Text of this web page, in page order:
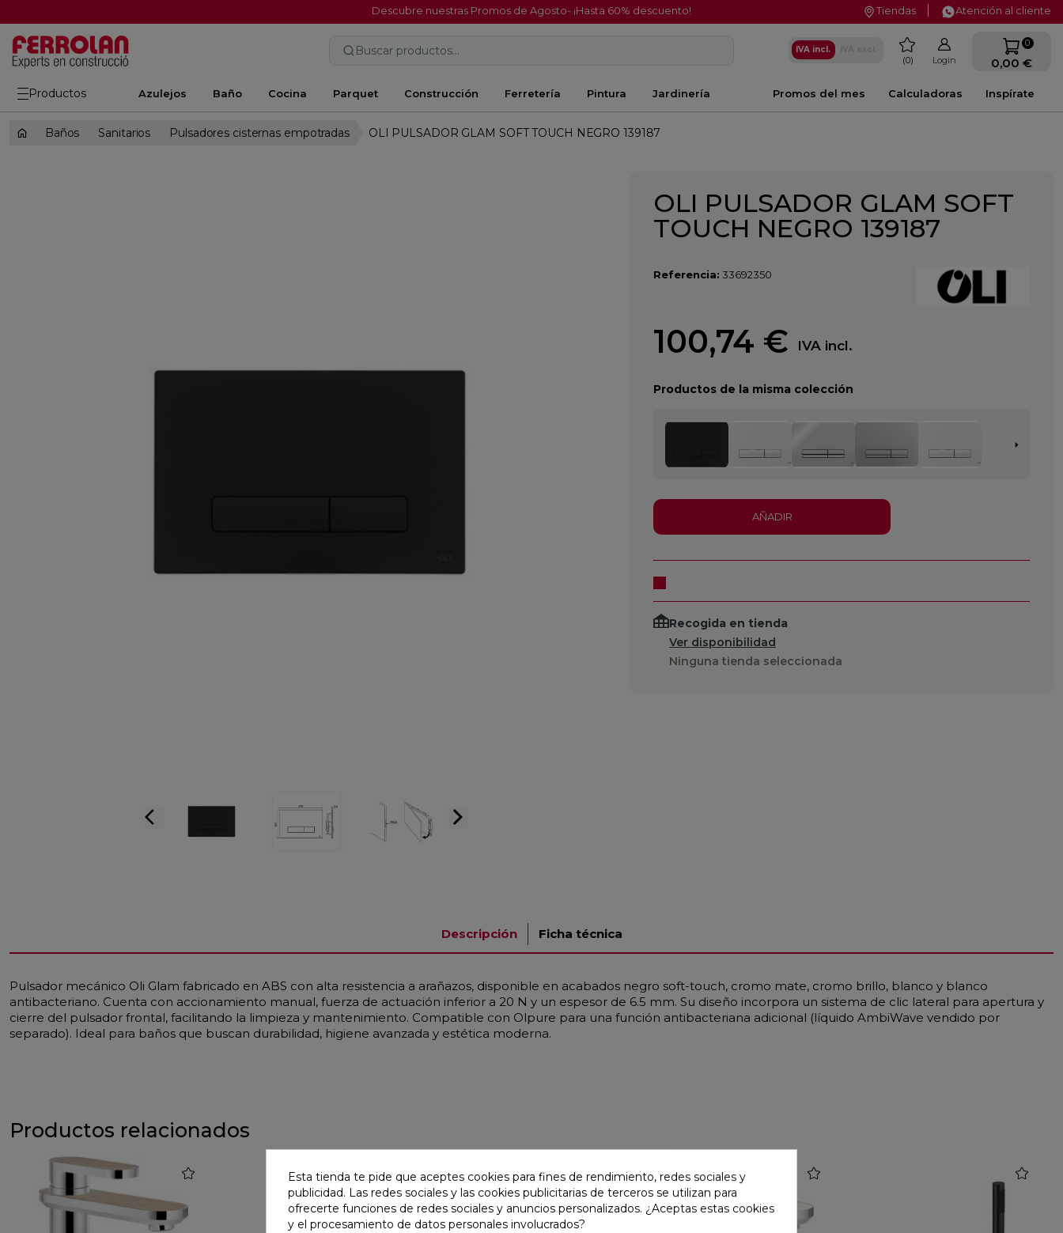
Descubre nuestras Promos de Agosto- ¡Hasta 60% descuento! Tiendas Atención al cliente
Buscar productos... IVA incl. favorite
0 Login
0
0,00 €
Productos Azulejos Baño Cocina Parquet Construcción Ferretería Pintura Jardinería Inspírate
Calculadoras
Promos del mes
Baños Sanitarios Pulsadores cisternas empotradas OLI PULSADOR GLAM SOFT TOUCH NEGRO 139187
arrow_back_ios arrow_forward_ios
OLI PULSADOR GLAM SOFT
TOUCH NEGRO 139187
Referencia: 33692350
100,74 € IVA incl.
Productos de la misma colección
AÑADIR
Recogida en tienda
Ver disponibilidad
Ninguna tienda seleccionada
Descripción Ficha técnica
Pulsador mecánico Oli Glam fabricado en ABS con alta resistencia a arañazos, disponible en acabados negro soft-touch, cromo mate, cromo brillo, blanco y blanco
antibacteriano. Cuenta con accionamiento manual, fuerza de actuación inferior a 20 N y un espesor de 6.5 mm. Su diseño incorpora un sistema de clic lateral para apertura y
cierre del pulsador frontal, facilitando la limpieza y mantenimiento. Compatible con Olpure para una función antibacteriana adicional (líquido AmbiWave vendido por
separado). Ideal para baños que buscan durabilidad, higiene avanzada y estética moderna.
Productos relacionados
favorite favorite favorite
Esta tienda te pide que aceptes cookies para fines de rendimiento, redes sociales y
publicidad. Las redes sociales y las cookies publicitarias de terceros se utilizan para
ofrecerte funciones de redes sociales y anuncios personalizados. ¿Aceptas estas cookies
y el procesamiento de datos personales involucrados?